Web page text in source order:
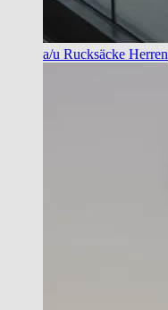
a/u Rucksäcke Herren